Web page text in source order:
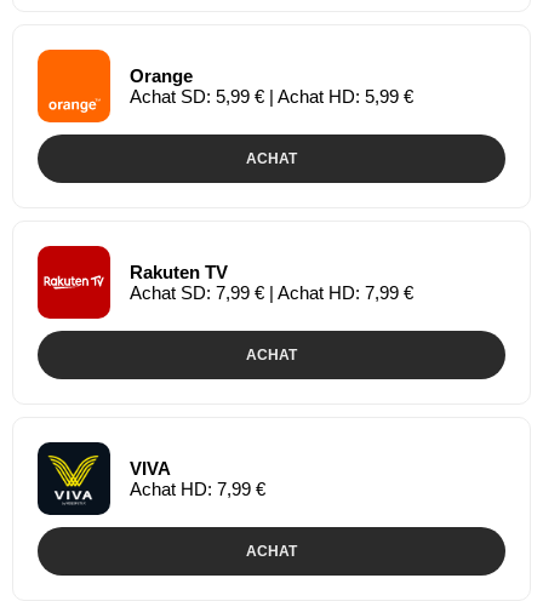
Orange
Achat SD: 5,99 € | Achat HD: 5,99 €
ACHAT
Rakuten TV
Achat SD: 7,99 € | Achat HD: 7,99 €
ACHAT
VIVA
Achat HD: 7,99 €
ACHAT